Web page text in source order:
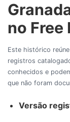
no Free
Este histórico
registros
conhecidos e
que não foram
Versão